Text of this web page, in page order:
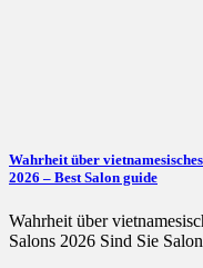
Wahrheit über
2026 – Best Salon guide
Wahrheit über
Salons 2026 Sind Sie